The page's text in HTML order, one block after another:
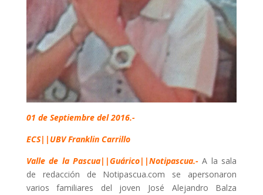
01 de Septiembre del 2016.-
ECS||UBV Franklin Carrillo
Valle de la Pascua||Guárico||Notipascua.- A la sala
de redacción de Notipascua.com se apersonaron
varios familiares del joven José Alejandro Balza